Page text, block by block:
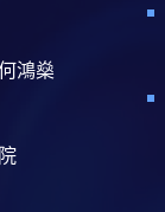
鴻燊